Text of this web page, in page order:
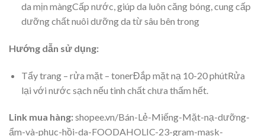
da mịn màngCấp nước, giúp da luôn căng bóng, cung cấp
dưỡng chất nuôi dưỡng da từ sâu bên trong
Hướng dẫn sử dụng:
Tẩy trang – rửa mặt – tonerĐắp mặt nạ 10-20 phútRửa
lại với nước sạch nếu tinh chất chưa thấm hết.
Link mua hàng:shopee.vn/Bán-Lẻ-Miếng-Mặt-nạ-dưỡng-
ẩm-và-phục-hồi-da-FOODAHOLIC-23-gram-mask-